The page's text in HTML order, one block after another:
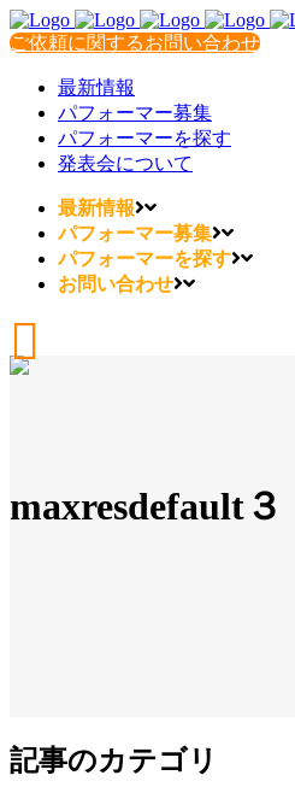
ご依頼に関するお問い合わせ
最新情報
パフォーマー募集
パフォーマーを探す
発表会について
最新情報
パフォーマー募集
パフォーマーを探す
お問い合わせ
maxresdefault３
記事のカテゴリ